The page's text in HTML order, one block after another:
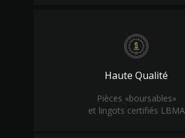
Haute Qualité
Pièces «boursables»
et lingots certifiés LBMA